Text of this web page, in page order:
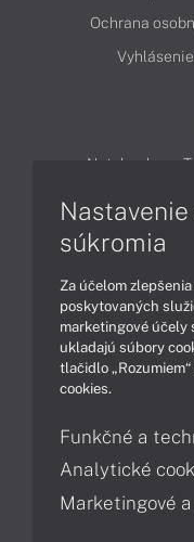
Ochrana
Notebooky
Podpora a servis
súkromia
Za účelom
poskytovaných
marketingové účely
ukladajú súbory
tlačidlo
cookies.
Funkčné a
Analytické
Marketingové